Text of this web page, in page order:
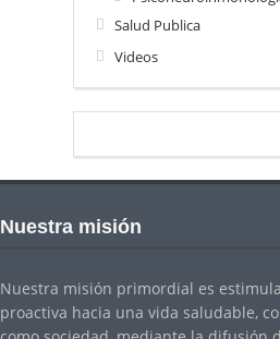
Salud Publica
Videos
Nuestra misión
Nuestra misión primordial es
proactiva hacia una vida saludable,